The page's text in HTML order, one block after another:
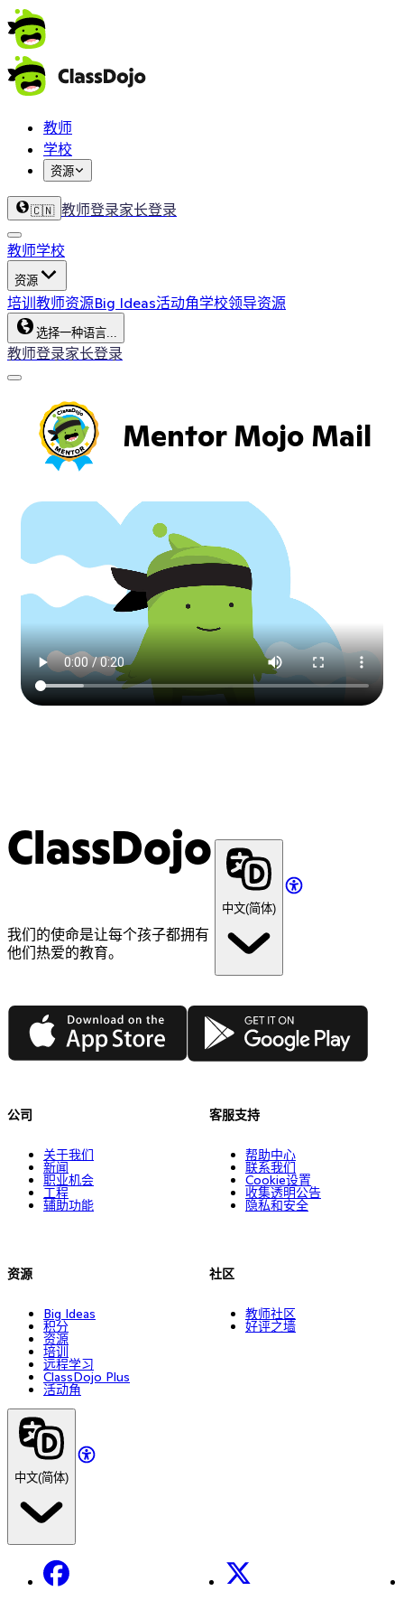
教师
学校
资源
🇨🇳 教师登录家长登录
教师学校
资源
培训 教师资源Big Ideas活动角学校领导资源
选择一种语言...
教师登录家长登录
Mentor Mojo Mail
ClassDojo
我们的使命是让每个孩子都拥有
他们热爱的教育。
中文(简体)
App Store Google Play
公司
关于我们
新闻
职业机会
工程
辅助功能
资源
Big Ideas
积分
资源
培训
远程学习
ClassDojo Plus
活动角
客服支持
帮助中心
联系我们
Cookie设置
收集透明公告
隐私和安全
社区
教师社区
好评之墙
中文(简体)
Facebook X